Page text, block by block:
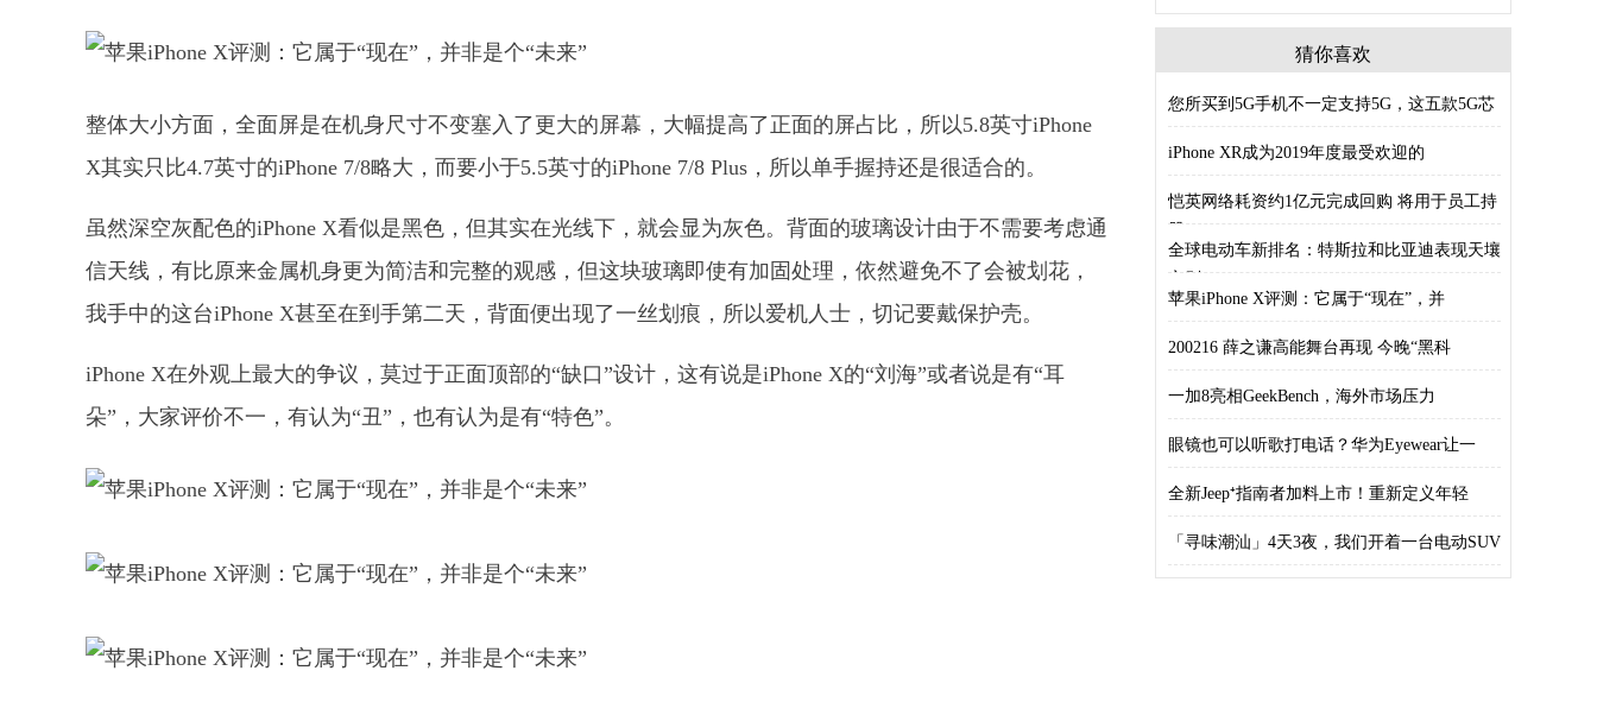
整体大小方面，全面屏是在机身尺寸不变塞入了更大的屏幕，大幅提高了正面的屏占比，所以5.8英寸iPhone
X其实只比4.7英寸的iPhone 7/8略大，而要小于5.5英寸的iPhone 7/8 Plus，所以单手握持还是很适合的。
虽然深空灰配色的iPhone X看似是黑色，但其实在光线下，就会显为灰色。背面的玻璃设计由于不需要考虑通
信天线，有比原来金属机身更为简洁和完整的观感，但这块玻璃即使有加固处理，依然避免不了会被划花，
我手中的这台iPhone X甚至在到手第二天，背面便出现了一丝划痕，所以爱机人士，切记要戴保护壳。
iPhone X在外观上最大的争议，莫过于正面顶部的“缺口”设计，这有说是iPhone X的“刘海”或者说是有“耳
朵”，大家评价不一，有认为“丑”，也有认为是有“特色”。
猜你喜欢
您所买到5G手机不一定支持5G，这五款5G芯
iPhone XR成为2019年度最受欢迎的
恺英网络耗资约1亿元完成回购 将用于员工持
股
全球电动车新排名：特斯拉和比亚迪表现天壤
之别
苹果iPhone X评测：它属于“现在”，并
200216 薛之谦高能舞台再现 今晚“黑科
​一加8亮相GeekBench，海外市场压力
眼镜也可以听歌打电话？华为Eyewear让一
全新Jeep⁺指南者加料上市！重新定义年轻
「寻味潮汕」4天3夜，我们开着一台电动SUV